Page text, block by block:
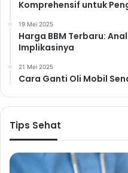
Komprehensif untuk
19 Mei 2025
Harga BBM Terbaru:
Implikasinya
21 Mei 2025
Cara Ganti Oli Mobil
Tips Sehat